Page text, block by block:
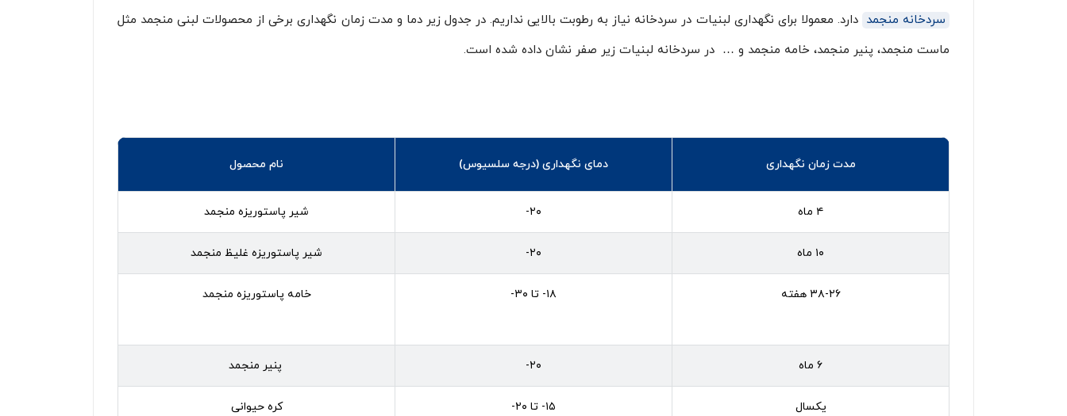
سردخانه منجمد دارد. معمولا برای نگهداری لبنیات در سردخانه نیاز به رطوبت بالایی نداریم. در جدول زیر دما و مدت زمان نگهداری برخی از محصولات لبنی منجمد مثل
ماست منجمد، پنیر منجمد، خامه منجمد و … در سردخانه لبنیات زیر صفر نشان داده شده است.
مدت زمان نگهداری دمای نگهداری (درجه سلسیوس) نام محصول
۴ ماه ۲۰- شیر پاستوریزه منجمد
۱۰ ماه ۲۰- شیر پاستوریزه غلیظ منجمد
۳۸-۲۶ هفته ۱۸- تا ۳۰- خامه پاستوریزه منجمد
۶ ماه ۲۰- پنیر منجمد
یکسال ۱۵- تا ۲۰- کره حیوانی